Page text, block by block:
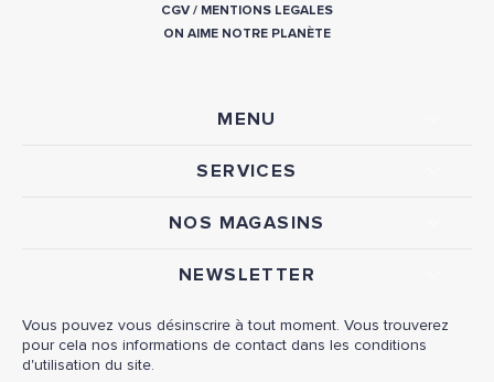
CGV / MENTIONS LEGALES
ON AIME NOTRE PLANÈTE
MENU
SERVICES
NOS MAGASINS
NEWSLETTER
Vous pouvez vous désinscrire à tout moment. Vous trouverez
pour cela nos informations de contact dans les conditions
d'utilisation du site.